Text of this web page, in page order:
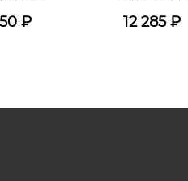
₽ 12 285₽